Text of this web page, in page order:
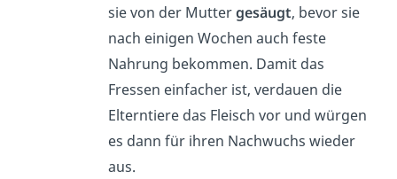
sie von der Muttergesäugt, bevor sie
nach einigen Wochen auch feste
Nahrung bekommen. Damit das
Fressen einfacher ist, verdauen die
Elterntiere das Fleisch vor und würgen
es dann für ihren Nachwuchs wieder
aus.